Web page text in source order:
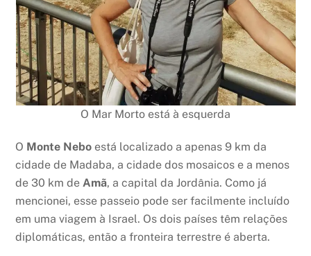
O Mar Morto está à esquerda
O Monte Nebo está localizado a apenas 9 km da
cidade de Madaba, a cidade dos mosaicos e a menos
de 30 km de Amã, a capital da Jordânia. Como já
mencionei, esse passeio pode ser facilmente incluído
em uma viagem à Israel. Os dois países têm relações
diplomáticas, então a fronteira terrestre é aberta.